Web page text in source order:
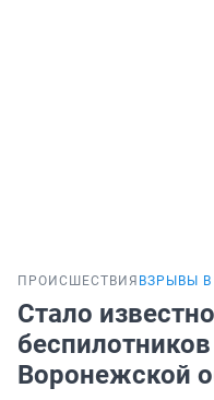
ПРОИСШЕСТВИЯ ВЗРЫВЫ
Стало
Воронежской